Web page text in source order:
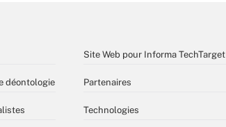
déontologie
Site Web pour Informa TechTarget
Partenaires
Technologies